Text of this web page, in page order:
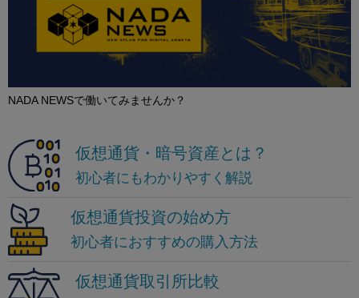
NADA NEWSで働いてみませんか？